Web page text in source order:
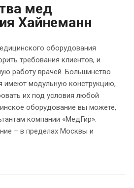
мед
Хайнеманн
оборудования
требования клиентов, и
работу врачей. Большинство
имеют модульную конструкцию,
их под условия любой
оборудование вы можете,
компании «МедГир».
– в пределах Москвы и